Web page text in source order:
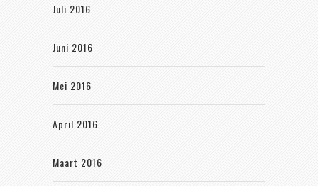
Juli 2016
Juni 2016
Mei 2016
April 2016
Maart 2016